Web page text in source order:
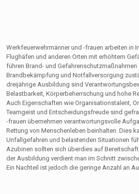
Werkfeuerwehrmänner und -frauen arbeiten in
Flughäfen und anderen Orten mit erhöhtem
führen Brand- und
Brandbekämpfung und Notfallversorgung
dreijährige Ausbildung sind
Belastbarkeit, Körperbeherrschung und hohe
Auch Eigenschaften wie Organisationstalent,
Teamgeist und Entscheidungsfreude sind
-frauen übernehmen verantwortungsvolle
Rettung von Menschenleben beinhalten. Dies
Unfallgefahren und belastenden Situationen
Azubinen sollten sich überdies auf
der Ausbildung verdient man im Schnitt
Ein Nachteil ist jedoch die geringe Anzahl an